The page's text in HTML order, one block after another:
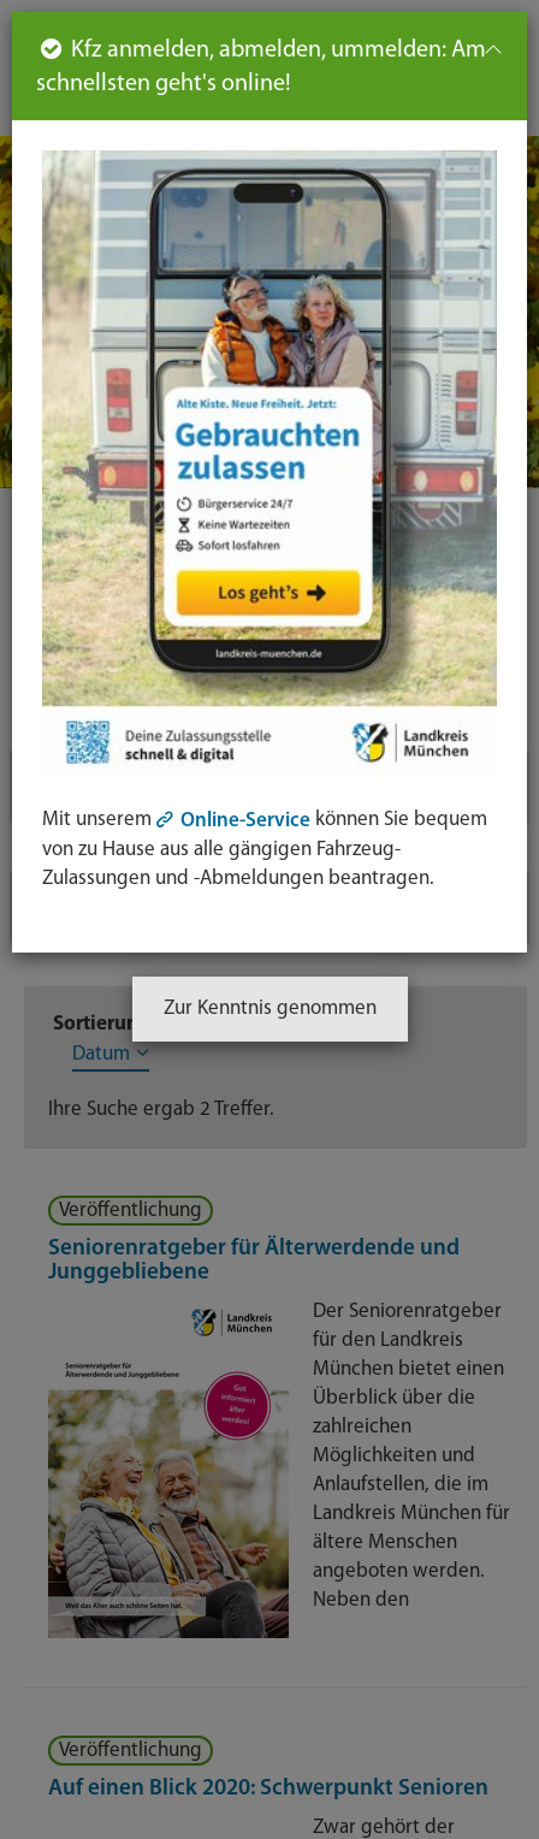
DE
Ihre Suche
Symbol
Lupe:
Suche
mit
Taste
Suche in leichter Sprache
Inhaltstyp: Veröffentlichungen
Inhaltstyp
Veröffentlichungen
Sortierung:
Datum
Ihre Suche ergab 2 Treffer.
Veröffentlichung
Seniorenratgeber für Älterwerdende und
Junggebliebene
Der Seniorenratgeber
für den Landkreis
München bietet einen
Überblick über die
zahlreichen
Möglichkeiten und
Anlaufstellen, die im
Landkreis München für
ältere Menschen
angeboten werden.
Neben den
Veröffentlichung
Auf einen Blick 2020: Schwerpunkt Senioren
Zwar gehört der
Seiteninhalt
Hauptnavigation
Seitennavigation
leichte
Sprache
Kfz anmelden, abmelden, ummelden: Am
schnellsten geht's online!
Mit unserem Online-Service können Sie bequem
von zu Hause aus alle gängigen Fahrzeug-
Zulassungen und -Abmeldungen beantragen.
Zur Kenntnis genommen